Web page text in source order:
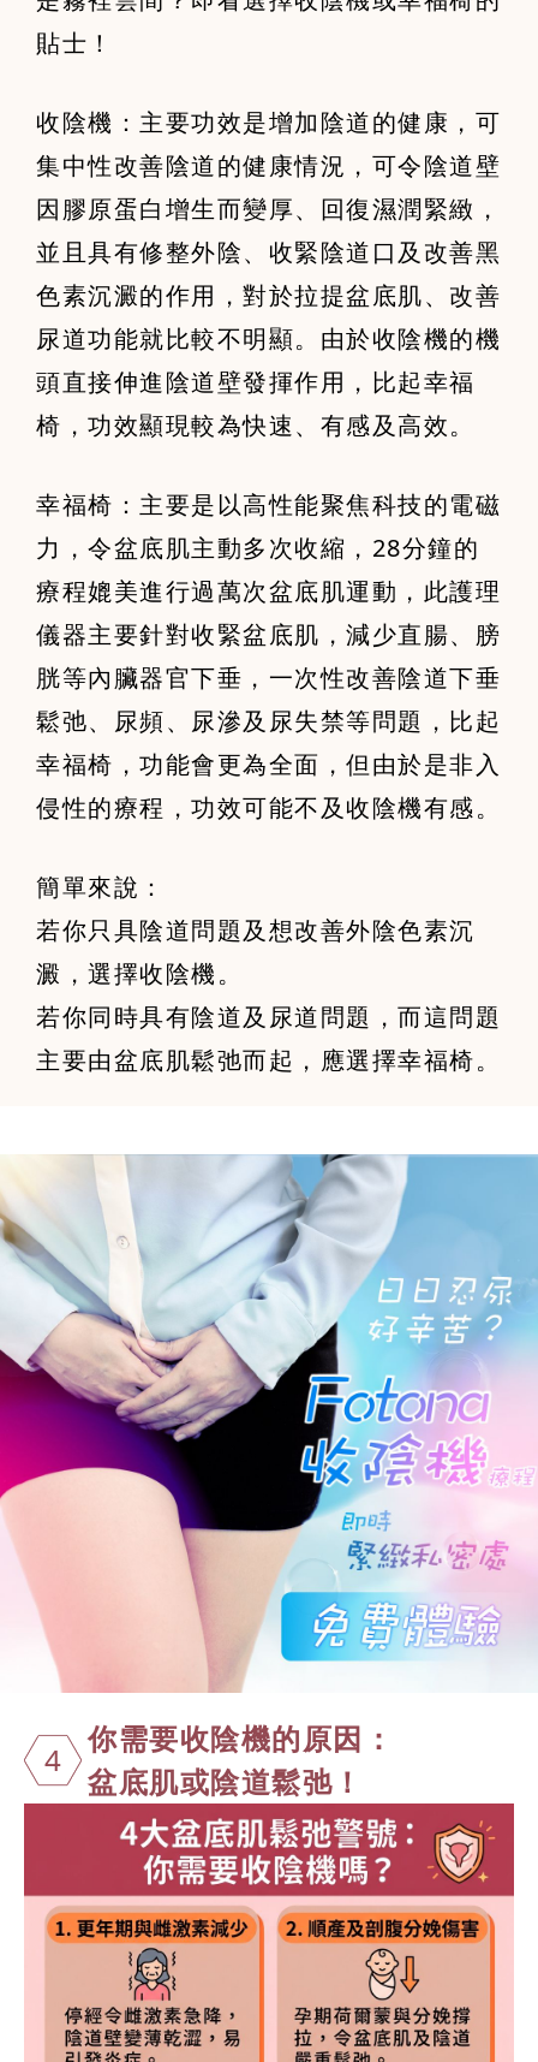
貼士！
收陰機：主要功效是增加陰道的健康，可
集中性改善陰道的健康情況，可令陰道壁
因膠原蛋白增生而變厚、回復濕潤緊緻，
並且具有修整外陰、收緊陰道口及改善黑
色素沉澱的作用，對於拉提盆底肌、改善
尿道功能就比較不明顯。由於收陰機的機
頭直接伸進陰道壁發揮作用，比起幸福
椅，功效顯現較為快速、有感及高效。
幸福椅：主要是以高性能聚焦科技的電磁
力，令盆底肌主動多次收縮，28分鐘的
療程媲美進行過萬次盆底肌運動，此護理
儀器主要針對收緊盆底肌，減少直腸、膀
胱等內臟器官下垂，一次性改善陰道下垂
鬆弛、尿頻、尿滲及尿失禁等問題，比起
幸福椅，功能會更為全面，但由於是非入
侵性的療程，功效可能不及收陰機有感。
簡單來說：
若你只具陰道問題及想改善外陰色素沉
澱，選擇收陰機。
若你同時具有陰道及尿道問題，而這問題
主要由盆底肌鬆弛而起，應選擇幸福椅。
4
你需要收陰機的原因：
盆底肌或陰道鬆弛！